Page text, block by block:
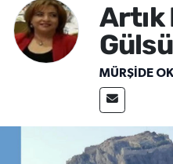
Artık
MÜRŞIDE
Sağlık
Eğitim
Sivil Toplum
Ekonomi